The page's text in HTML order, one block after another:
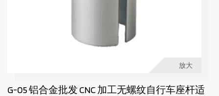
放大
G-05 铝合金批发 CNC 加工无螺纹自行车座杆适